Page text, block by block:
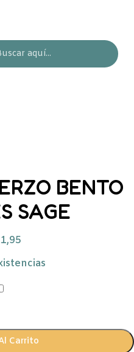
BENTO
SAGE
Carrito